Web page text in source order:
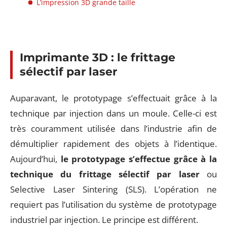
L’impression 3D grande taille
Imprimante 3D : le frittage
sélectif par laser
Auparavant, le prototypage s’effectuait grâce à la
technique par injection dans un moule. Celle-ci est
très couramment utilisée dans l’industrie afin de
démultiplier rapidement des objets à l’identique.
Aujourd’hui, le prototypage s’effectue grâce à la
technique du frittage sélectif par laserou
Selective Laser Sintering (SLS). L’opération ne
requiert pas l’utilisation du système de prototypage
industriel par injection. Le principe est différent.